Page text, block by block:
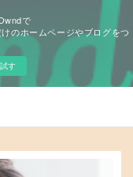
で
のホームページやブログをつ
す